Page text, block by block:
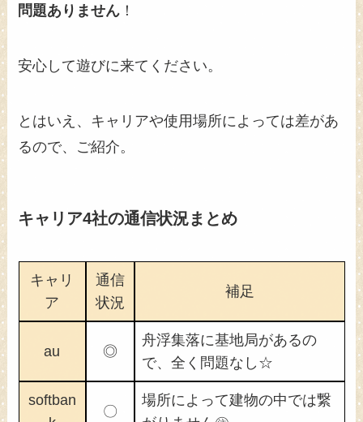
問題ありません ！
安心して遊びに来てください。
とはいえ、キャリアや使用場所によっては差があ
るので、ご紹介。
キャリア4社の通信状況まとめ
キャリ
ア
通信
状況
補足
au ◎
舟浮集落に基地局があるの
で、全く問題なし☆
softban
〇
場所によって建物の中では繋